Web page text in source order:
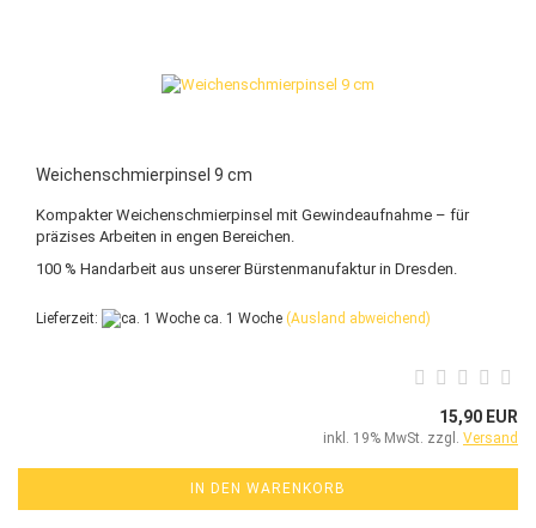
Weichenschmierpinsel 9 cm
Kompakter Weichenschmierpinsel mit Gewindeaufnahme – für
präzises Arbeiten in engen Bereichen.
100 % Handarbeit aus unserer Bürstenmanufaktur in Dresden.
Lieferzeit: ca. 1 Woche (Ausland abweichend)
15,90 EUR
inkl. 19% MwSt. zzgl. Versand
IN DEN WARENKORB